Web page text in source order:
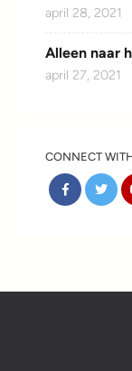
april 28, 2021
Alleen naar
april 27, 2021
CONNECT